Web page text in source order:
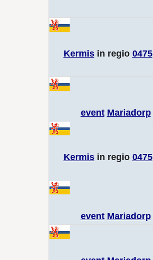
Kermisin regio 0475
event Mariadorp
Kermisin regio 0475
event Mariadorp